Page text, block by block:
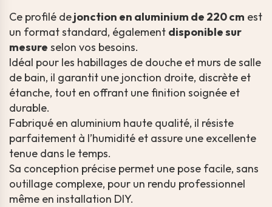
Ce profilé dejonction en aluminium de 220 cm est
un format standard, également disponible sur
mesure selon vos besoins.
Idéal pour les habillages de douche et murs de salle
de bain, il garantit une jonction droite, discrète et
étanche, tout en offrant une finition soignée et
durable.
Fabriqué en aluminium haute qualité, il résiste
parfaitement à l’humidité et assure une excellente
tenue dans le temps.
Sa conception précise permet une pose facile, sans
outillage complexe, pour un rendu professionnel
même en installation DIY.